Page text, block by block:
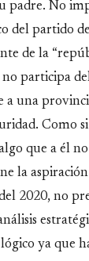
padre. No
del partido
de la
participa
una
Como si
que a él
la
2020, no
ya que